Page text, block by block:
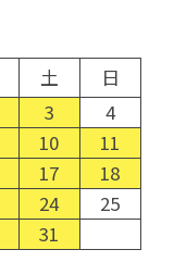
土
日
3
4
10
11
17
18
24
25
31